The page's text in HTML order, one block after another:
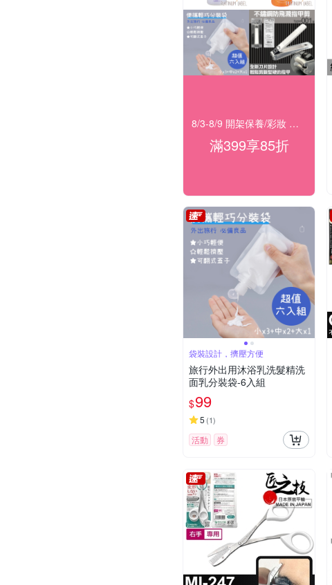
8/3-8/9 開架保養/彩妝 滿399結帳85折
滿399享85折
袋裝設計，擠壓方便
旅行外出用沐浴乳洗髮精洗
面乳分裝袋-6入組
$99
5 (1)
活動 券